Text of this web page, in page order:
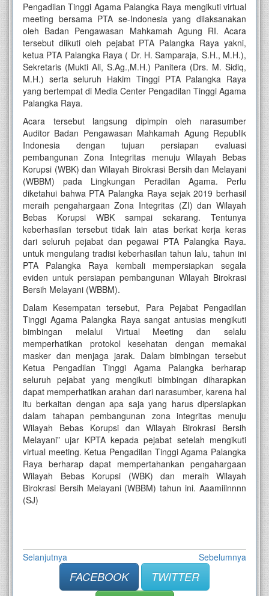
Pengadilan Tinggi Agama Palangka Raya mengikuti virtual
meeting bersama PTA se-Indonesia yang dilaksanakan
oleh Badan Pengawasan Mahkamah Agung RI. Acara
tersebut diikuti oleh pejabat PTA Palangka Raya yakni,
ketua PTA Palangka Raya ( Dr. H. Samparaja, S.H., M.H.),
Sekretaris (Mukti Ali, S.Ag.,M.H.) Panitera (Drs. M. Sidiq,
M.H.) serta seluruh Hakim Tinggi PTA Palangka Raya
yang bertempat di Media Center Pengadilan Tinggi Agama
Palangka Raya.
Acara tersebut langsung dipimpin oleh narasumber
Auditor Badan Pengawasan Mahkamah Agung Republik
Indonesia dengan tujuan persiapan evaluasi
pembangunan Zona Integritas menuju Wilayah Bebas
Korupsi (WBK) dan Wilayah Birokrasi Bersih dan Melayani
(WBBM) pada Lingkungan Peradilan Agama. Perlu
diketahui bahwa PTA Palangka Raya sejak 2019 berhasil
meraih pengahargaan Zona Integritas (ZI) dan Wilayah
Bebas Korupsi WBK sampai sekarang. Tentunya
keberhasilan tersebut tidak lain atas berkat kerja keras
dari seluruh pejabat dan pegawai PTA Palangka Raya.
untuk mengulang tradisi keberhasilan tahun lalu, tahun ini
PTA Palangka Raya kembali mempersiapkan segala
eviden untuk persiapan pembangunan Wilayah Birokrasi
Bersih Melayani (WBBM).
Dalam Kesempatan tersebut, Para Pejabat Pengadilan
Tinggi Agama Palangka Raya sangat antusias mengikuti
bimbingan melalui Virtual Meeting dan selalu
memperhatikan protokol kesehatan dengan memakai
masker dan menjaga jarak. Dalam bimbingan tersebut
Ketua Pengadilan Tinggi Agama Palangka berharap
seluruh pejabat yang mengikuti bimbingan diharapkan
dapat memperhatikan arahan dari narasumber, karena hal
itu berkaitan dengan apa saja yang harus dipersiapkan
dalam tahapan pembangunan zona integritas menuju
Wilayah Bebas Korupsi dan Wilayah Birokrasi Bersih
Melayani” ujar KPTA kepada pejabat setelah mengikuti
virtual meeting. Ketua Pengadilan Tinggi Agama Palangka
Raya berharap dapat mempertahankan pengahargaan
Wilayah Bebas Korupsi (WBK) dan meraih Wilayah
Birokrasi Bersih Melayani (WBBM) tahun ini. Aaamiiinnnn
(SJ)
Selanjutnya Sebelumnya
FACEBOOK
TWITTER